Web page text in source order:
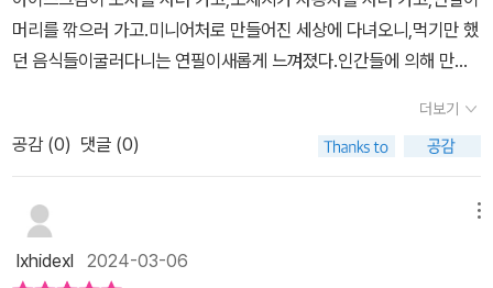
뿐만 아니라 선물 상자나 연필도 있고 주변에서 쉽게 볼 수 있는 사물
들이 총 출동해서 아이의 상상력과 창의력을 자극했어요 타나카 타츠
는 것 같아요 아기들이 보아도 알록달록 재미있고 흥미로울 뿐 아니
라 어른들도 좋아하는 미니어처 작품들이 대거 등장해서 다양한 나잇
대의 아이들이 재미있고 흥미있게 볼 수 있는 그림책이라는 생각이
들었어요​특히 책을 모두 읽고 난 뒤에는 나라면 어떤 미니어처 작품
을 만들어볼까 생각하는 시간이 참 재미있었는데요 보통 책의 줄거리
나 수학 문제 같은 걸 물어보면 찡그리는 아이라도 작가님의 책을 읽
머리를 깎으러 가고.미니어처로 만들어진 세상에 다녀오니,먹기만 했
던 음식들이굴러다니는 연필이새롭게 느껴졌다.인간들에 의해 만들
미 있는 것 같다.초밥이 옷을 사고 나오는 장면에서옷만 산 것이 맞나
싶었다.옷 말고 바뀐 것이 있는데,잘 찾아보시길^^그리고그림을 넘기
다 보면모든 가게에서한 할아버지와 강아지를 볼 수 있다.이 할아버
지와 강아지의 정체는 무엇인가궁금했는데....보다보니 그 이유를 알
것 같다.아이는신기하고 재미있다고이런 상상을 한 작가님이 대단하
시다며책장을 넘겼고,어떤 것들이 무엇을 할지근처 사물들을 관찰하
더보기
공감 (0) 댓글 (0)
lxhidexl 2024-03-06